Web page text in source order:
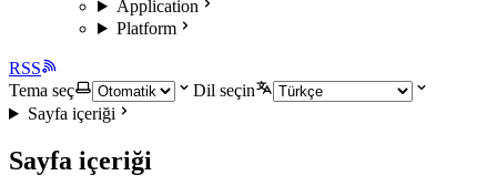
Application
Platform
RSS
Tema seç
Dil seçin
Sayfa içeriği
Sayfa içeriği